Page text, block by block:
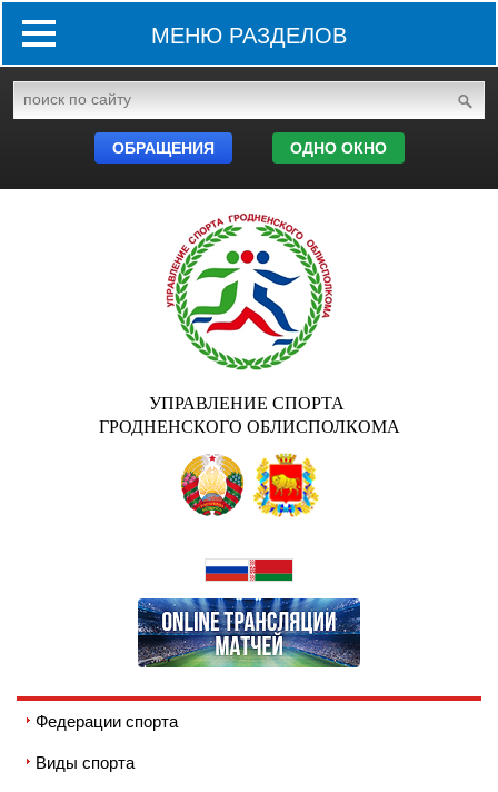
МЕНЮ РАЗДЕЛОВ
ОБРАЩЕНИЯ ОДНО ОКНО
УПРАВЛЕНИЕ СПОРТА
ГРОДНЕНСКОГО ОБЛИСПОЛКОМА
Федерации спорта
Виды спорта